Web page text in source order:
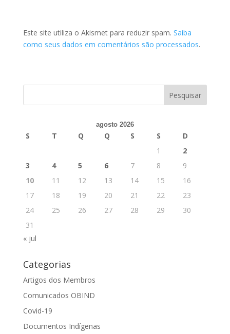
Este site utiliza o Akismet para reduzir spam. Saiba
como seus dados em comentários são processados.
agosto 2026
S T Q Q S S
D
1
2
3
4 5 6 7 8
9
10
11 12 13 14 15
16
17
18 19 20 21 22
23
24
25 26 27 28 29
30
31
« jul
Categorias
Artigos dos Membros
Comunicados OBIND
Covid-19
Documentos Indígenas